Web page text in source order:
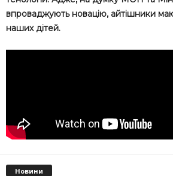
впроваджують новацію, айтішники
наших дітей.
Новини